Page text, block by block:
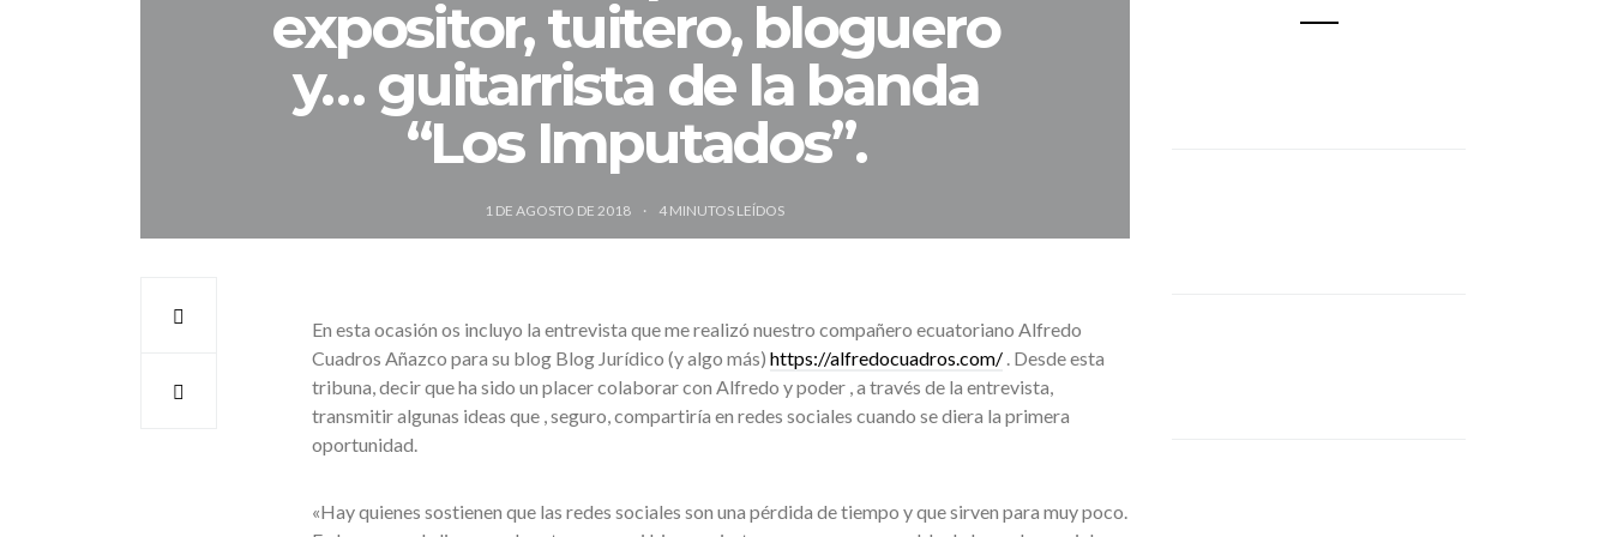
expositor, tuitero, bloguero
y… guitarrista de la banda
“Los Imputados”.
1 DE AGOSTO DE 2018 4 MINUTOS LEÍDOS
En esta ocasión os incluyo la entrevista que me realizó nuestro compañero ecuatoriano Alfredo
Cuadros Añazco para su blog Blog Jurídico (y algo más) https://alfredocuadros.com/. Desde esta
tribuna, decir que ha sido un placer colaborar con Alfredo y poder , a través de la entrevista,
transmitir algunas ideas que , seguro, compartiría en redes sociales cuando se diera la primera
oportunidad.
«Hay quienes sostienen que las redes sociales son una pérdida de tiempo y que sirven para muy poco.